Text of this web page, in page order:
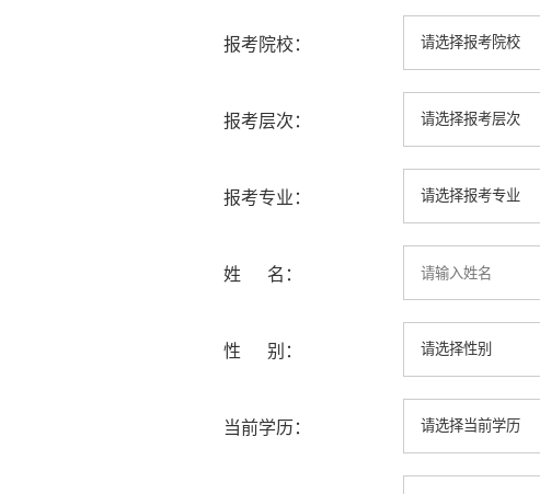
报考院校：
报考层次：
报考专业：
姓 名：
性 别：
当前学历：